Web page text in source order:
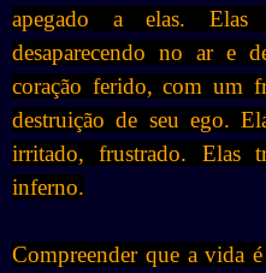
apegado a elas. Elas
desaparecendo no ar e
coração ferido, com um
destruição de seu ego.
irritado, frustrado. Elas
inferno.
Compreender que a vida